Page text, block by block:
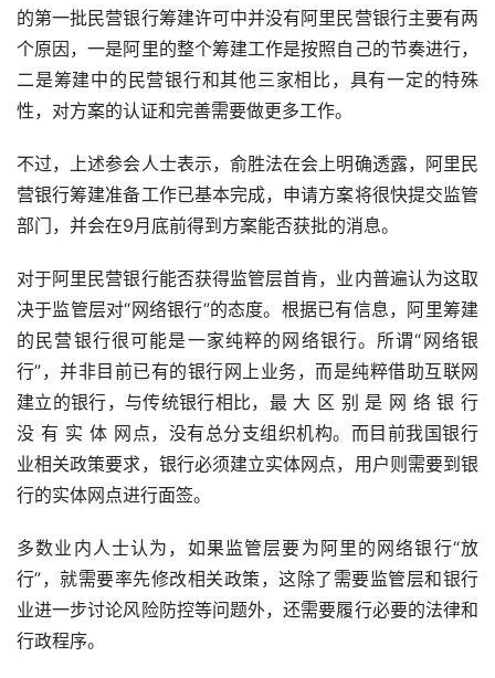
的第一批民营银行筹建许可中并没有阿里民营银行主要有两
个原因，一是阿里的整个筹建工作是按照自己的节奏进行，
二是筹建中的民营银行和其他三家相比，具有一定的特殊
性，对方案的认证和完善需要做更多工作。
不过，上述参会人士表示，俞胜法在会上明确透露，阿里民
营银行筹建准备工作已基本完成，申请方案将很快提交监管
部门，并会在9月底前得到方案能否获批的消息。
对于阿里民营银行能否获得监管层首肯，业内普遍认为这取
决于监管层对“网络银行”的态度。根据已有信息，阿里筹建
的民营银行很可能是一家纯粹的网络银行。所谓“网络银
行”，并非目前已有的银行网上业务，而是纯粹借助互联网
建立的银行，与传统银行相比，最 大 区 别 是 网 络 银 行
没 有 实 体 网点，没有总分支组织机构。而目前我国银行
业相关政策要求，银行必须建立实体网点，用户则需要到银
行的实体网点进行面签。
多数业内人士认为，如果监管层要为阿里的网络银行“放
行”，就需要率先修改相关政策，这除了需要监管层和银行
业进一步讨论风险防控等问题外，还需要履行必要的法律和
行政程序。